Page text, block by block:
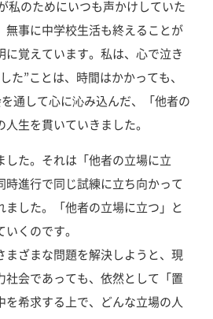
私のためにいつも声かけしていた
無事に中学校生活も終えることが
覚えています。私は、心で泣き
た”ことは、時間はかかっても、
通して心に沁み込んだ、「他者の
生を貫いていきました。
た。それは「他者の立場に立
進行で同じ試練に立ち向かって
した。「他者の立場に立つ」と
くのです。
ざまな問題を解決しようと、現
会であっても、依然として「置
希求する上で、どんな立場の人